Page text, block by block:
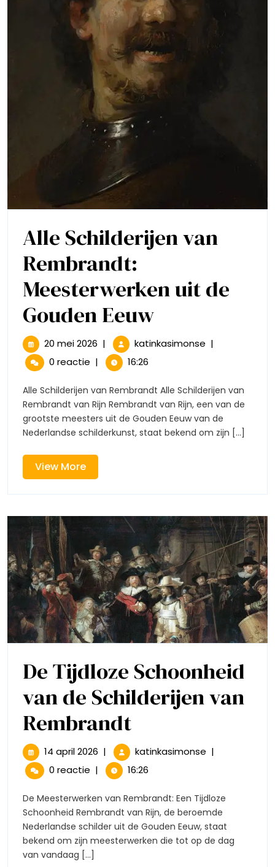
Alle Schilderijen van
Rembrandt:
Meesterwerken uit de
Gouden EeuwAlle
Schilderijen
Rembrandt:
uit
Gouden
Eeuw
20 mei 2026 20
mei
2026
| katinkasimonse Alle
Meesterwerken
uit
de
Gouden
|
0 reactie | 16:26
Alle Schilderijen van Rembrandt Alle Schilderijen van
Rembrandt van Rijn Rembrandt van Rijn, een van de
grootste meesters uit de Gouden Eeuw van de
Nederlandse schilderkunst, staat bekend om zijn [...]
View MoreView
More
De Tijdloze Schoonheid
van de Schilderijen van
RembrandtDe
Tijdloze
Schoonheid
van
de
Schilderijen
14 april 2026 14
april
2026
| katinkasimonse De
de
Schilderijen
van
Rembrandt
|
0 reactie | 16:26
De Meesterwerken van Rembrandt: Een Tijdloze
Schoonheid Rembrandt van Rijn, de beroemde
Nederlandse schilder uit de Gouden Eeuw, staat
bekend om zijn meesterwerken die tot op de dag
van vandaag [...]